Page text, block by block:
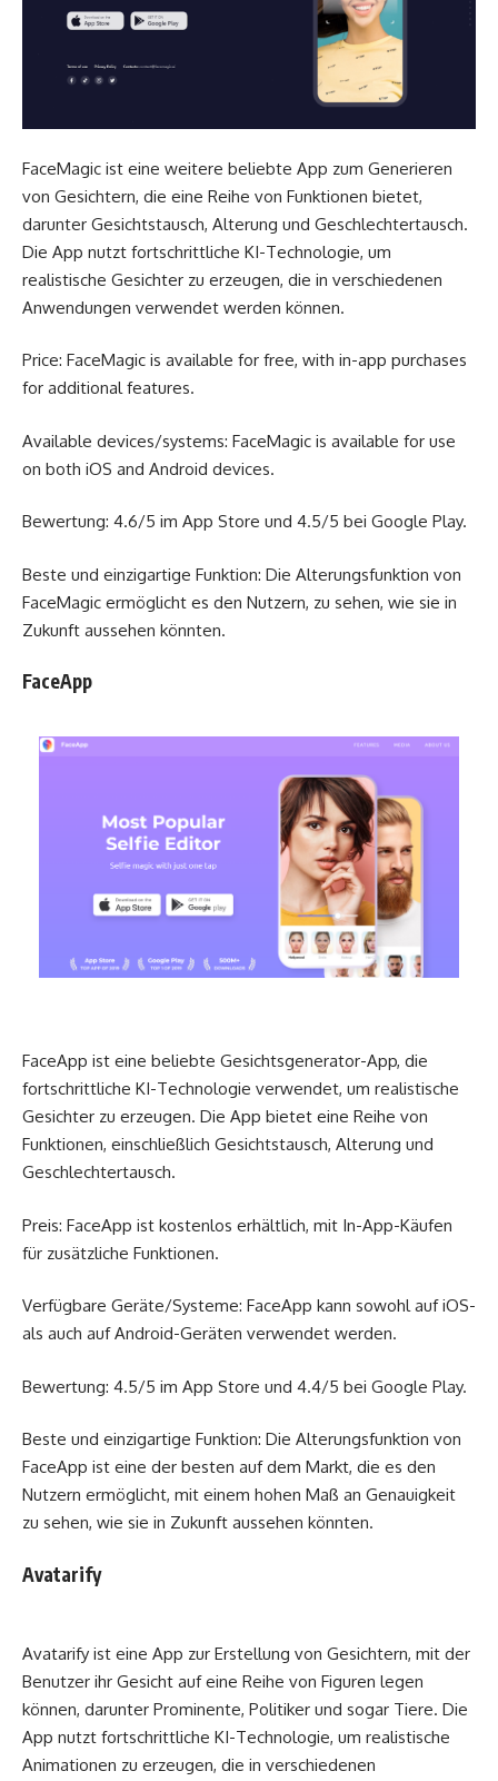
FaceMagic ist eine weitere beliebte App zum Generieren
von Gesichtern, die eine Reihe von Funktionen bietet,
darunter Gesichtstausch, Alterung und Geschlechtertausch.
Die App nutzt fortschrittliche KI-Technologie, um
realistische Gesichter zu erzeugen, die in verschiedenen
Anwendungen verwendet werden können.
Price: FaceMagic is available for free, with in-app purchases
for additional features.
Available devices/systems: FaceMagic is available for use
on both iOS and Android devices.
Bewertung: 4.6/5 im App Store und 4.5/5 bei Google Play.
Beste und einzigartige Funktion: Die Alterungsfunktion von
FaceMagic ermöglicht es den Nutzern, zu sehen, wie sie in
Zukunft aussehen könnten.
FaceApp
FaceApp ist eine beliebte Gesichtsgenerator-App, die
fortschrittliche KI-Technologie verwendet, um realistische
Gesichter zu erzeugen. Die App bietet eine Reihe von
Funktionen, einschließlich Gesichtstausch, Alterung und
Geschlechtertausch.
Preis: FaceApp ist kostenlos erhältlich, mit In-App-Käufen
für zusätzliche Funktionen.
Verfügbare Geräte/Systeme: FaceApp kann sowohl auf iOS-
als auch auf Android-Geräten verwendet werden.
Bewertung: 4.5/5 im App Store und 4.4/5 bei Google Play.
Beste und einzigartige Funktion: Die Alterungsfunktion von
FaceApp ist eine der besten auf dem Markt, die es den
Nutzern ermöglicht, mit einem hohen Maß an Genauigkeit
zu sehen, wie sie in Zukunft aussehen könnten.
Avatarify
Avatarify ist eine App zur Erstellung von Gesichtern, mit der
Benutzer ihr Gesicht auf eine Reihe von Figuren legen
können, darunter Prominente, Politiker und sogar Tiere. Die
App nutzt fortschrittliche KI-Technologie, um realistische
Animationen zu erzeugen, die in verschiedenen